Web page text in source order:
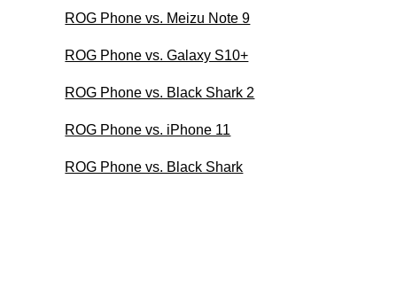
ROG Phone vs. Meizu Note 9
ROG Phone vs. Galaxy S10+
ROG Phone vs. Black Shark 2
ROG Phone vs. iPhone 11
ROG Phone vs. Black Shark